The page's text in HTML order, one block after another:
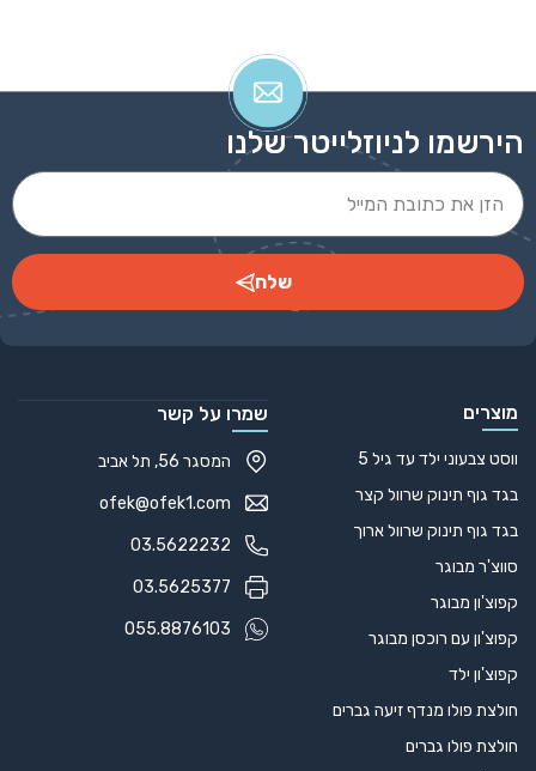
הירשמו לניוזלייטר שלנו
שלח
מוצרים
ווסט צבעוני ילד עד גיל 5
בגד גוף תינוק שרוול קצר
בגד גוף תינוק שרוול ארוך
סווצ'ר מבוגר
קפוצ'ון מבוגר
קפוצ'ון עם רוכסן מבוגר
קפוצ'ון ילד
חולצת פולו מנדף זיעה גברים
חולצת פולו גברים
שמרו על קשר
המסגר 56, תל אביב
ofek@ofek1.com
03.5622232
03.5625377
055.8876103